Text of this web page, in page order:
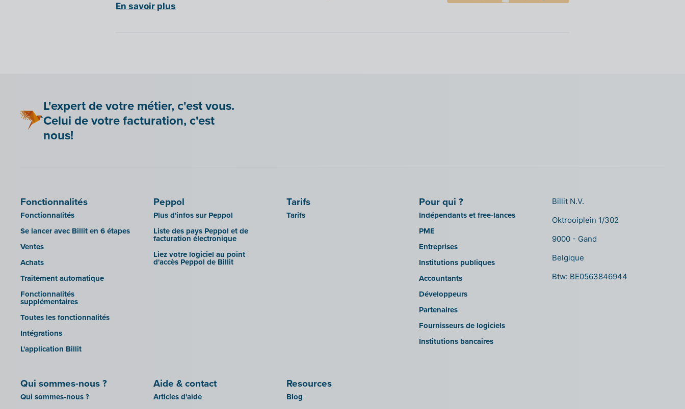
En savoir plus
L'expert de votre métier, c'est vous.
Celui de votre facturation, c'est
nous!
Fonctionnalités
Fonctionnalités
Se lancer avec Billit en 6 étapes
Ventes
Achats
Traitement automatique
Fonctionnalités
supplémentaires
Toutes les fonctionnalités
Intégrations
L'application Billit
Peppol
Plus d'infos sur Peppol
Liste des pays Peppol et de
facturation électronique
Liez votre logiciel au point
d'accès Peppol de Billit
Tarifs
Tarifs
Pour qui ?
Indépendants et free-lances
PME
Entreprises
Institutions publiques
Accountants
Développeurs
Partenaires
Fournisseurs de logiciels
Institutions bancaires
Qui sommes-nous ?
Qui sommes-nous ?
Aide & contact
Articles d'aide
Resources
Blog
Billit N.V.
Oktrooiplein 1/302
9000 - Gand
Belgique
Btw: BE0563846944